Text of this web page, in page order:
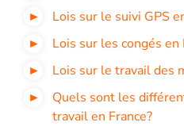
Lois sur le suivi GPS
Lois sur les congés en
Lois sur le travail des
Quels sont les
travail en France?